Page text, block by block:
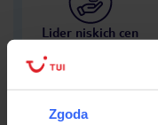
Zgoda
Lider niskich cen